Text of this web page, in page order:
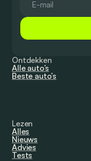
Ontdekken
Alle auto’s
Beste auto’s
Lezen
Alles
Nieuws
Advies
Tests